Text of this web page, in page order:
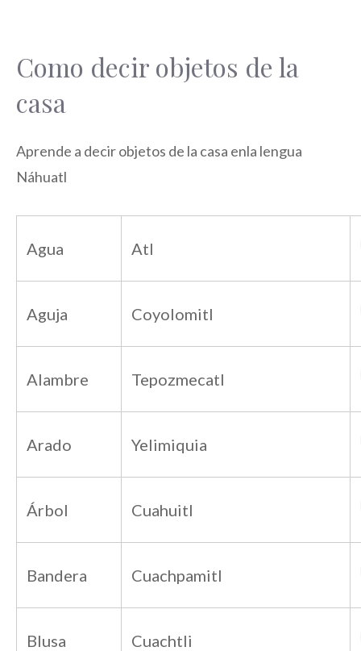
Como decir objetos de la
casa
Aprende a decir objetos de la casa enla lengua
Náhuatl
Agua Atl
Aguja Coyolomitl
Alambre Tepozmecatl
Arado Yelimiquia
Árbol Cuahuitl
Bandera Cuachpamitl
Blusa Cuachtli